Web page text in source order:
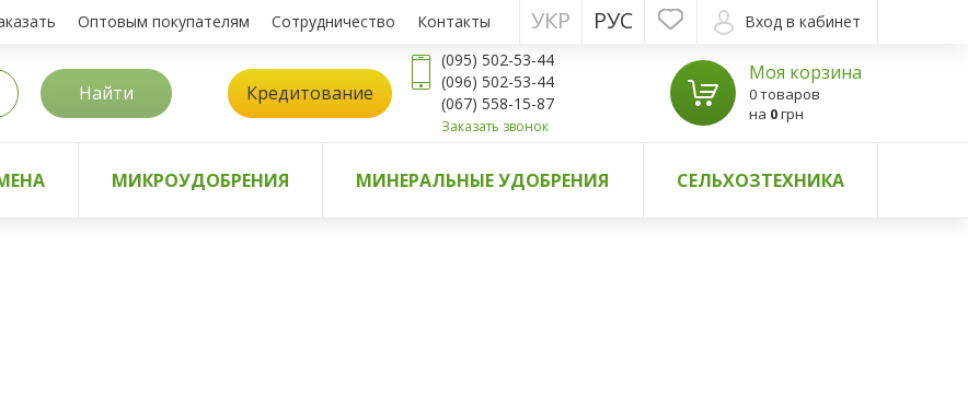
Оптовым покупателям Сотрудничество Контакты Вход в кабинет
РУС
УКР
Найти Кредитование
(095) 502-53-44
(096) 502-53-44
(067) 558-15-87
Заказать звонок
Моя корзина
0 товаров
на 0грн
МИКРОУДОБРЕНИЯ МИНЕРАЛЬНЫЕ УДОБРЕНИЯ СЕЛЬХОЗТЕХНИКА